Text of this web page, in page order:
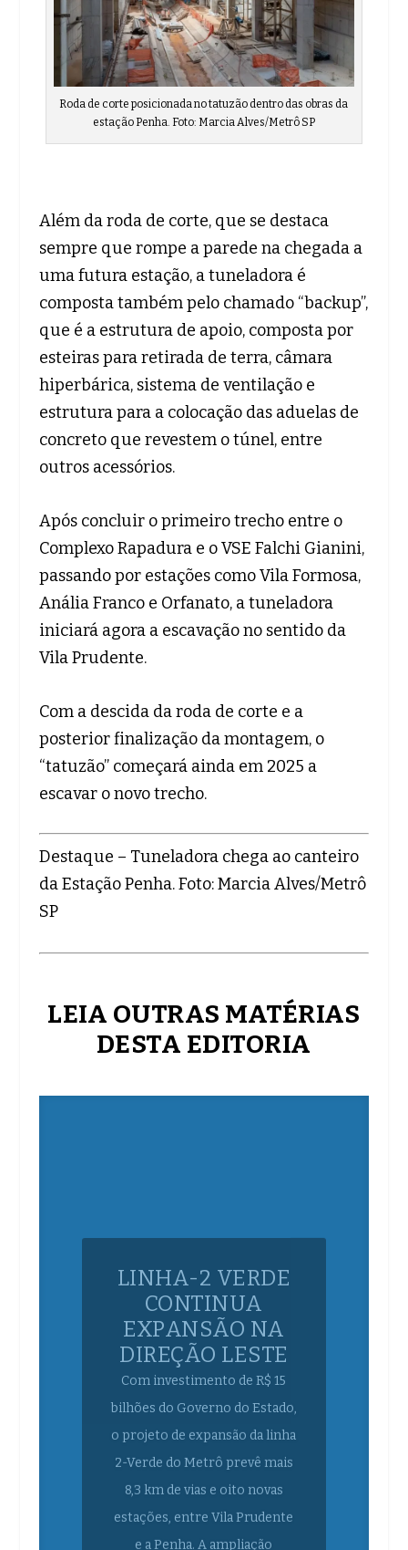
Roda de corte posicionada no tatuzão dentro das obras da
estação Penha. Foto: Marcia Alves/Metrô SP
Além da roda de corte, que se destaca
sempre que rompe a parede na chegada a
uma futura estação, a tuneladora é
composta também pelo chamado “backup”,
que é a estrutura de apoio, composta por
esteiras para retirada de terra, câmara
hiperbárica, sistema de ventilação e
estrutura para a colocação das aduelas de
concreto que revestem o túnel, entre
outros acessórios.
Após concluir o primeiro trecho entre o
Complexo Rapadura e o VSE Falchi Gianini,
passando por estações como Vila Formosa,
Anália Franco e Orfanato, a tuneladora
iniciará agora a escavação no sentido da
Vila Prudente.
Com a descida da roda de corte e a
posterior finalização da montagem, o
“tatuzão” começará ainda em 2025 a
escavar o novo trecho.
Destaque – Tuneladora chega ao canteiro
da Estação Penha. Foto: Marcia Alves/Metrô
SP
LEIA OUTRAS MATÉRIAS
DESTA EDITORIA
LINHA-2 VERDE
CONTINUA
EXPANSÃO NA
DIREÇÃO LESTE
Com investimento de R$ 15
bilhões do Governo do Estado,
o projeto de expansão da linha
2-Verde do Metrô prevê mais
8,3 km de vias e oito novas
estações, entre Vila Prudente
e a Penha. A ampliação
também possibilitará a